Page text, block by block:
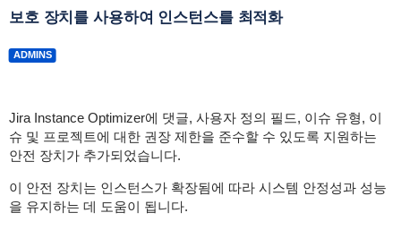
보호 장치를 사용하여 인스턴스를 최적화
ADMINS
Jira Instance Optimizer에 댓글, 사용자 정의 필드, 이슈 유형, 이
슈 및 프로젝트에 대한 권장 제한을 준수할 수 있도록 지원하는
안전 장치가 추가되었습니다.
이 안전 장치는 인스턴스가 확장됨에 따라 시스템 안정성과 성능
을 유지하는 데 도움이 됩니다.